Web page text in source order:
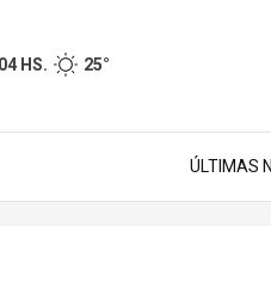
HS. 25°
ÚLTIMAS